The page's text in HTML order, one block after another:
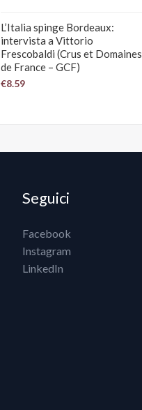
L’Italia spinge Bordeaux:
intervista a Vittorio
Frescobaldi (Crus et Domaines
de France – GCF)
€8.59
Seguici
Facebook
Instagram
LinkedIn